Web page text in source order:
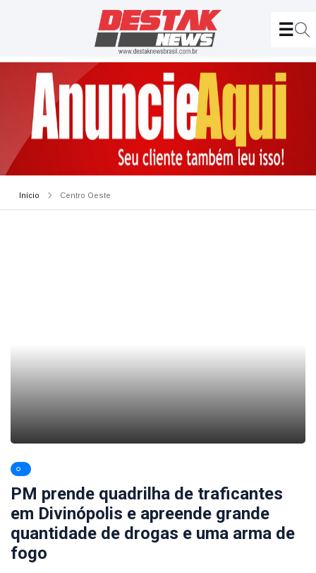
Início Centro Oeste
PM prende quadrilha de traficantes
em Divinópolis e apreende grande
quantidade de drogas e uma arma de
fogo